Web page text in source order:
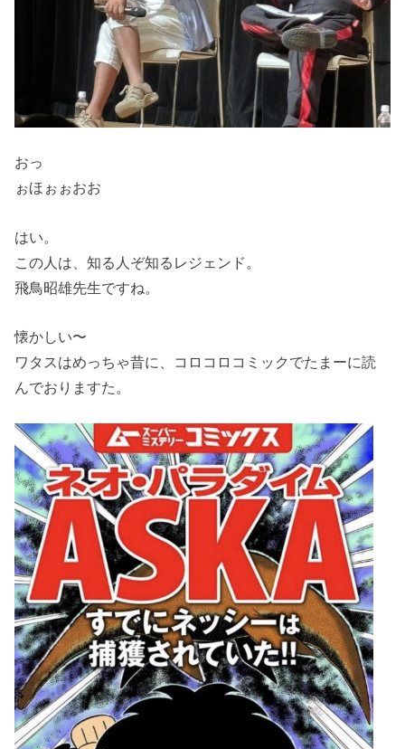
おっ
ぉほぉぉおお
はい。
この人は、知る人ぞ知るレジェンド。
飛鳥昭雄先生ですね。
懐かしい〜
ワタスはめっちゃ昔に、コロコロコミックでたまーに読
んでおりますた。